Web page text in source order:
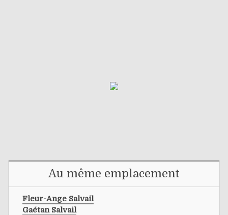
Au même emplacement
Fleur-Ange Salvail
Gaétan Salvail